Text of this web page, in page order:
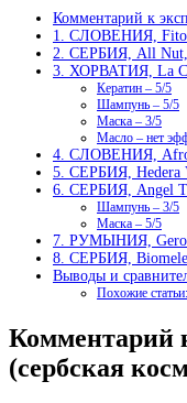
Комментарий к
1. СЛОВЕНИЯ,
2. СЕРБИЯ, All
3. ХОРВАТИЯ, La
Кератин – 5/5
Шампунь – 5/5
Маска – 3/5
Масло – нет
4. СЛОВЕНИЯ,
5. СЕРБИЯ, Hedera
6. СЕРБИЯ, Angel
Шампунь – 3/5
Маска – 5/5
7. РУМЫНИЯ,
8. СЕРБИЯ,
Выводы и
Похожие статьи:
Комментарий
(сербская